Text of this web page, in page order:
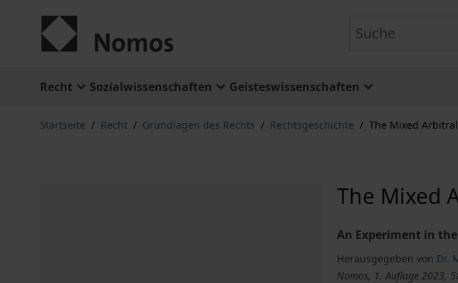
Recht Sozialwissenschaften Geisteswissenschaften
Startseite / Recht / Grundlagen des Rechts / Rechtsgeschichte / The Mixed
The Mixed
An Experiment in
Herausgegeben von Dr.
Nomos, 1. Auflage 2023,